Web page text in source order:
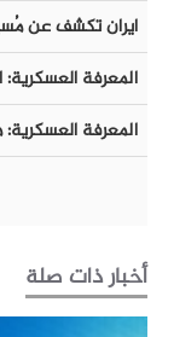
ايران تكشف عن مُسيرة
المعرفة العسكرية:
المعرفة العسكرية:
أخبار ذات صلة